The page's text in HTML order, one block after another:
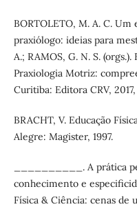
BORTOLETO, M. A. C.
praxiólogo: ideias para
A.; RAMOS, G. N. S.
Praxiologia Motriz:
Curitiba: Editora CRV,
BRACHT, V. Educação
Alegre: Magister, 1997.
__________. A prática
conhecimento e
Física & Ciência: cenas de